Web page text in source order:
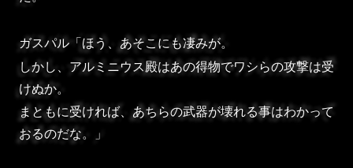
ガスパル「ほう、あそこにも凄みが。
しかし、アルミニウス殿はあの得物でワシらの攻撃は受
けぬか。
まともに受ければ、あちらの武器が壊れる事はわかって
おるのだな。」